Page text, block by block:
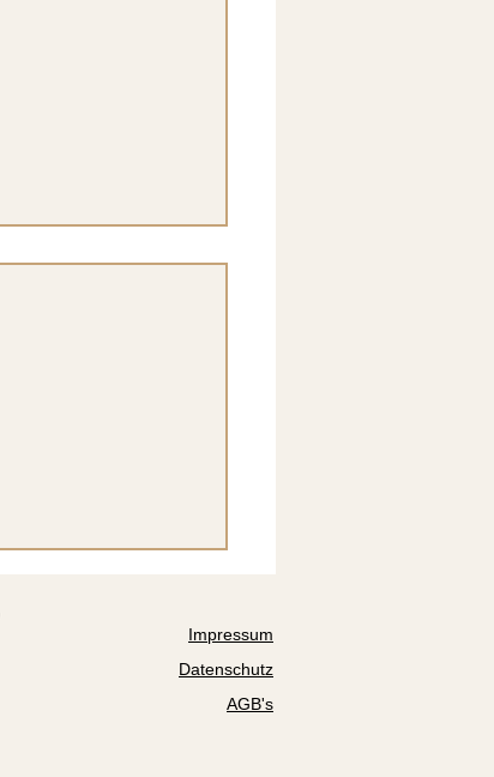
Impressum
Datenschutz
AGB's